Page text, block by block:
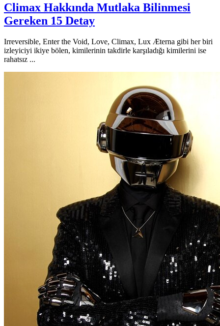
Climax Hakkında Mutlaka Bilinmesi
Gereken 15 Detay
Irreversible, Enter the Void, Love, Climax, Lux Æterna gibi her biri
izleyiciyi ikiye bölen, kimilerinin takdirle karşıladığı kimilerini ise
rahatsız ...